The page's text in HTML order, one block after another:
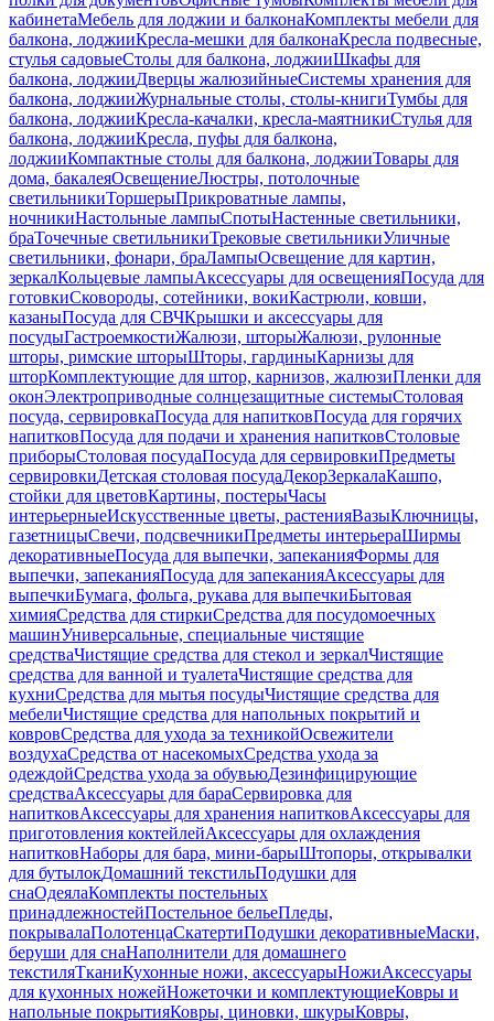
кабинетаМебель для лоджии и балконаКомплекты мебели для
балкона, лоджииКресла-мешки для балконаКресла подвесные,
стулья садовыеСтолы для балкона, лоджииШкафы для
балкона, лоджииДверцы жалюзийныеСистемы хранения для
балкона, лоджииЖурнальные столы, столы-книгиТумбы для
балкона, лоджииКресла-качалки, кресла-маятникиСтулья для
балкона, лоджииКресла, пуфы для балкона,
лоджииКомпактные столы для балкона, лоджииТовары для
дома, бакалеяОсвещениеЛюстры, потолочные
светильникиТоршерыПрикроватные лампы,
ночникиНастольные лампыСпотыНастенные светильники,
браТочечные светильникиТрековые светильникиУличные
светильники, фонари, браЛампыОсвещение для картин,
зеркалКольцевые лампыАксессуары для освещенияПосуда для
готовкиСковороды, сотейники, вокиКастрюли, ковши,
казаныПосуда для СВЧКрышки и аксессуары для
посудыГастроемкостиЖалюзи, шторыЖалюзи, рулонные
шторы, римские шторыШторы, гардиныКарнизы для
шторКомплектующие для штор, карнизов, жалюзиПленки для
оконЭлектроприводные солнцезащитные системыСтоловая
посуда, сервировкаПосуда для напитковПосуда для горячих
напитковПосуда для подачи и хранения напитковСтоловые
приборыСтоловая посудаПосуда для сервировкиПредметы
сервировкиДетская столовая посудаДекорЗеркалаКашпо,
стойки для цветовКартины, постерыЧасы
интерьерныеИскусственные цветы, растенияВазыКлючницы,
газетницыСвечи, подсвечникиПредметы интерьераШирмы
декоративныеПосуда для выпечки, запеканияФормы для
выпечки, запеканияПосуда для запеканияАксессуары для
выпечкиБумага, фольга, рукава для выпечкиБытовая
химияСредства для стиркиСредства для посудомоечных
машинУниверсальные, специальные чистящие
средстваЧистящие средства для стекол и зеркалЧистящие
средства для ванной и туалетаЧистящие средства для
кухниСредства для мытья посудыЧистящие средства для
мебелиЧистящие средства для напольных покрытий и
ковровСредства для ухода за техникойОсвежители
воздухаСредства от насекомыхСредства ухода за
одеждойСредства ухода за обувьюДезинфицирующие
средстваАксессуары для бараСервировка для
напитковАксессуары для хранения напитковАксессуары для
приготовления коктейлейАксессуары для охлаждения
напитковНаборы для бара, мини-барыШтопоры, открывалки
для бутылокДомашний текстильПодушки для
снаОдеялаКомплекты постельных
принадлежностейПостельное бельеПледы,
покрывалаПолотенцаСкатертиПодушки декоративныеМаски,
беруши для снаНаполнители для домашнего
текстиляТканиКухонные ножи, аксессуарыНожиАксессуары
для кухонных ножейНожеточки и комплектующиеКовры и
напольные покрытияКовры, циновки, шкурыКовры,